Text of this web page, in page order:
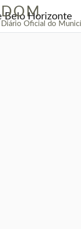
DOM
Diário Oficial do